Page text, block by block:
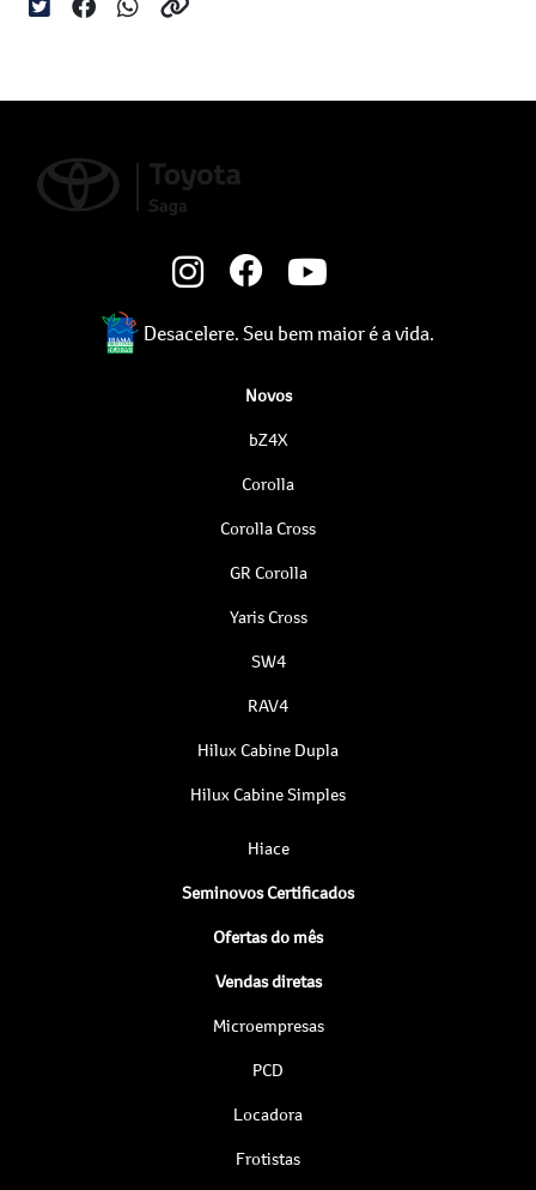
Desacelere. Seu bem maior é a vida.
Novos
bZ4X
Corolla
Corolla Cross
GR Corolla
Yaris Cross
SW4
RAV4
Hilux Cabine Dupla
Hilux Cabine Simples
Hiace
Seminovos Certificados
Ofertas do mês
Vendas diretas
Microempresas
PCD
Locadora
Frotistas